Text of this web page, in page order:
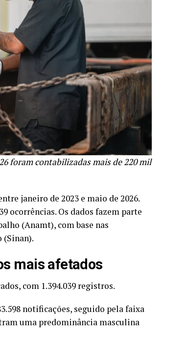
foram contabilizadas mais de 220 mil
janeiro de 2023 e maio de 2026.
ocorrências. Os dados fazem parte
(Anamt), com base nas
(Sinan).
mais afetados
com 1.394.039 registros.
notificações, seguido pela faixa
uma predominância masculina